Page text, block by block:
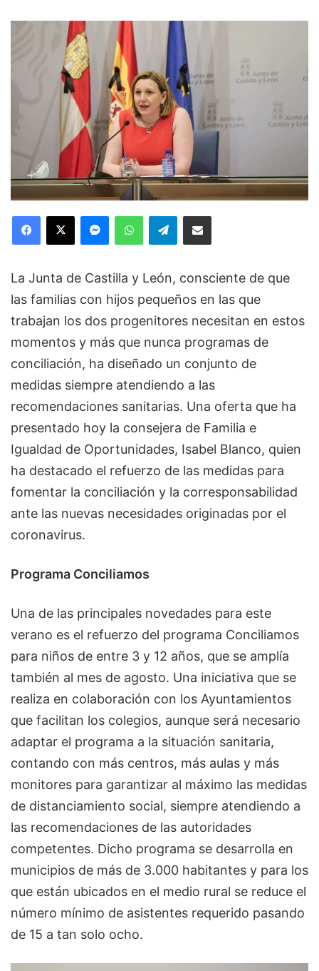
Facebook
X MessengerWhatsAppTelegramCompartir via Email
La Junta de Castilla y León, consciente de que
las familias con hijos pequeños en las que
trabajan los dos progenitores necesitan en estos
momentos y más que nunca programas de
conciliación, ha diseñado un conjunto de
medidas siempre atendiendo a las
recomendaciones sanitarias. Una oferta que ha
presentado hoy la consejera de Familia e
Igualdad de Oportunidades, Isabel Blanco, quien
ha destacado el refuerzo de las medidas para
fomentar la conciliación y la corresponsabilidad
ante las nuevas necesidades originadas por el
coronavirus.
Programa Conciliamos
Una de las principales novedades para este
verano es el refuerzo del programa Conciliamos
para niños de entre 3 y 12 años, que se amplía
también al mes de agosto. Una iniciativa que se
realiza en colaboración con los Ayuntamientos
que facilitan los colegios, aunque será necesario
adaptar el programa a la situación sanitaria,
contando con más centros, más aulas y más
monitores para garantizar al máximo las medidas
de distanciamiento social, siempre atendiendo a
las recomendaciones de las autoridades
competentes. Dicho programa se desarrolla en
municipios de más de 3.000 habitantes y para los
que están ubicados en el medio rural se reduce el
número mínimo de asistentes requerido pasando
de 15 a tan solo ocho.